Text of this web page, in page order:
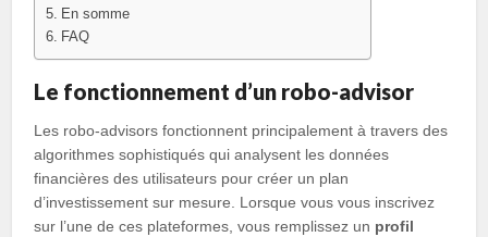
En somme
FAQ
Le fonctionnement d’un robo-advisor
Les robo-advisors fonctionnent principalement à travers des
algorithmes sophistiqués qui analysent les données
financières des utilisateurs pour créer un plan
d’investissement sur mesure. Lorsque vous vous inscrivez
sur l’une de ces plateformes, vous remplissez un profil